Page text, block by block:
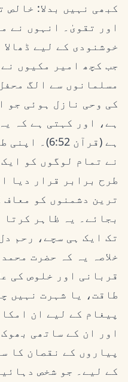
کبھی نہیں بدلا:
اور تقویٰ۔ انہوں نے
خوشنودی کے لیے
جب کچھ امیر مکیوں
مسلمانوں سے الگ
کی وحی نازل ہوئی جو
ہے، اور کہتی ہے کہ
ہے (قرآن
نے تمام لوگوں کو
طرح برابر قرار دیا
ترین دشمنوں کو
بجائے۔ یہ ظاہر
تک ایک ہی سچے، رحم
خلاصہ یہ کہ حضرت
قربانی اور خلوص کی
طاقت، یا شہرت نہیں
پیغام کے لیے ان
اور ان کے ساتھی
پیاروں کے نقصان کا
کے لیے۔ جو شخص